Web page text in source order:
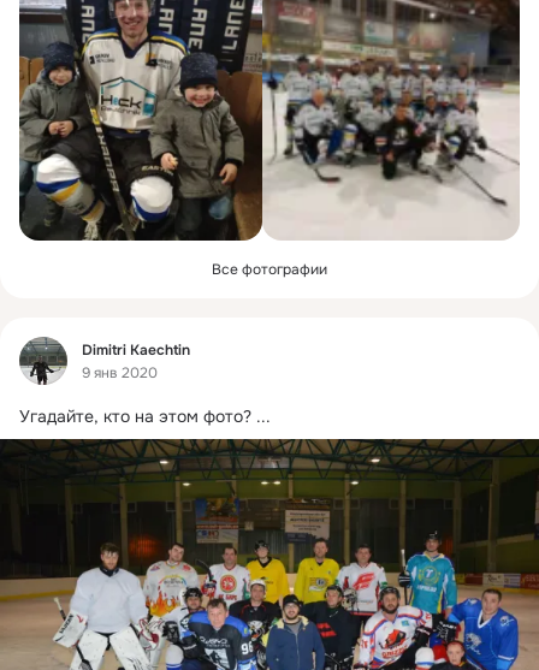
Все фотографии
Фид
Dimitri Kaechtin
9 янв 2020
Угадайте, кто на этом фото? ...